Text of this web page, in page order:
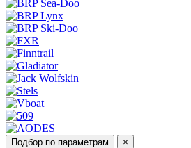
Подбор по параметрам ×